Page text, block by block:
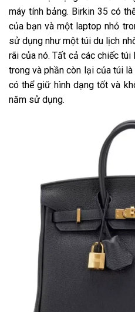
máy tính bảng. Birkin 35 có
của bạn và một laptop nhỏ
sử dụng như một túi du lịch
rãi của nó. Tất cả các chiếc
trong và phần còn lại của túi
có thể giữ hình dạng tốt và
năm sử dụng.